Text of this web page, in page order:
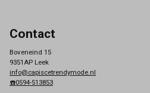
Contact
Boveneind 15
9351AP Leek
info@capiscetrendymode.nl
☎️0594-513853